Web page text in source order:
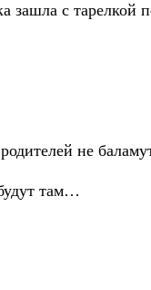
с тарелкой
не
там…